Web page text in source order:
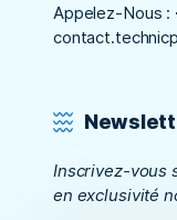
Appelez-Nous :
Inscrivez-vous
en exclusivité